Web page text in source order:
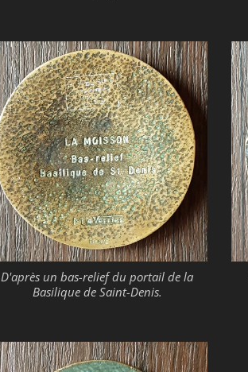
D'après un bas-relief du portail de la
Basilique de Saint-Denis.